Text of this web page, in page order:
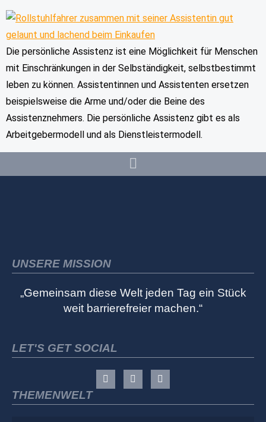
Die persönliche Assistenz ist eine Möglichkeit für Menschen
mit Einschränkungen in der Selbständigkeit, selbstbestimmt
leben zu können. Assistentinnen und Assistenten ersetzen
beispielsweise die Arme und/oder die Beine des
Assistenznehmers. Die persönliche Assistenz gibt es als
Arbeitgebermodell und als Dienstleistermodell.
UNSERE MISSION
„Gemeinsam diese Welt jeden Tag ein Stück
weit barrierefreier machen.“
LET'S GET SOCIAL
THEMENWELT